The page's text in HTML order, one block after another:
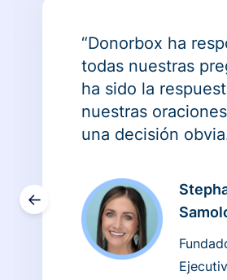
←
“Donorbox ha
todas nuestras
ha sido la
nuestras
una decisión